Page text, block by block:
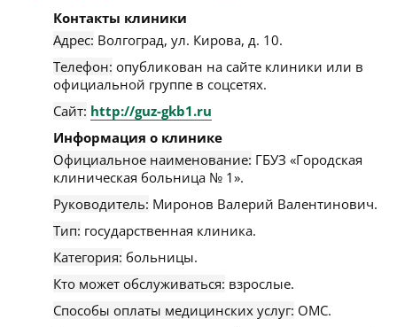
Контакты клиники
Адрес: Волгоград, ул. Кирова, д. 10.
Телефон: опубликован на сайте клиники или в
официальной группе в соцсетях.
Сайт: http://guz-gkb1.ru
Информация о клинике
Официальное наименование: ГБУЗ «Городская
клиническая больница № 1».
Руководитель: Миронов Валерий Валентинович.
Тип: государственная клиника.
Категория: больницы.
Кто может обслуживаться: взрослые.
Способы оплаты медицинских услуг: ОМС.